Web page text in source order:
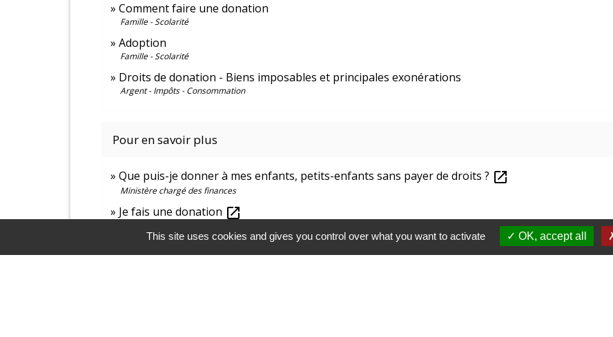
Comment faire une donation
Famille - Scolarité
Adoption
Famille - Scolarité
Droits de donation - Biens imposables et principales exonérations
Argent - Impôts - Consommation
Pour en savoir plus
Que puis-je donner à mes enfants, petits-enfants sans payer de droits ? open_in_new
Ministère chargé des finances
Je fais une donation open_in_new
This site uses cookies and gives you control over what you want to activate OK, accept all